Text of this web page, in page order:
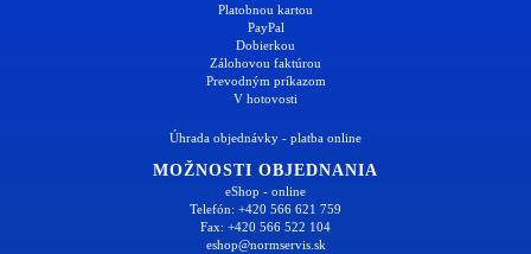
Platobnou kartou
PayPal
Dobierkou
Zálohovou faktúrou
Prevodným príkazom
V hotovosti
Úhrada objednávky - platba online
MOŽNOSTI OBJEDNANIA
eShop - online
Telefón: +420 566 621 759
Fax: +420 566 522 104
eshop@normservis.sk